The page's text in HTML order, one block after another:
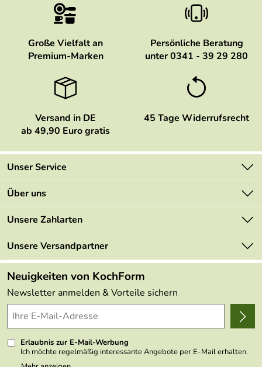
Große Vielfalt an
Premium-Marken
Persönliche Beratung
unter 0341 - 39 29 280
Versand in DE
ab 49,90 Euro gratis
45 Tage Widerrufsrecht
Unser Service
Kontakt
Mehrwertsteuerfrei
Retourenportal
FAQs
Lieferbedingungen
Delivery Terms
Kundenlogin
Über uns
Marken
Angebote
Made in Germany
Themen
Wir über uns
Presse
Unsere Zahlarten
Unsere Versandpartner
Neuigkeiten von KochForm
Newsletter anmelden & Vorteile sichern
Erlaubnis zur E-Mail-Werbung
Ich möchte regelmäßig interessante Angebote per E-Mail erhalten.
Meine E-Mail-Adresse wird nicht an andere Unternehmen